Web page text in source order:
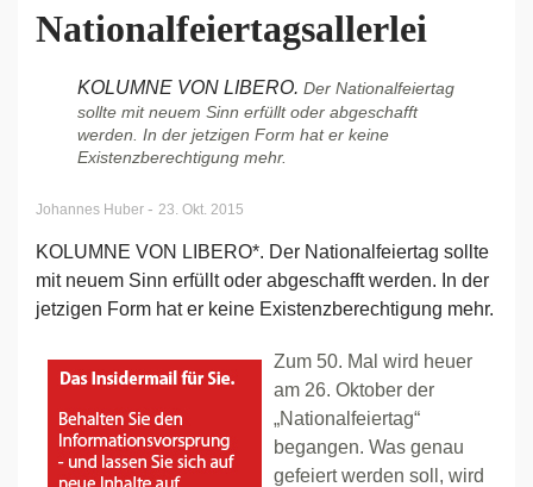
Nationalfeiertagsallerlei
KOLUMNE VON LIBERO. Der Nationalfeiertag
sollte mit neuem Sinn erfüllt oder abgeschafft
werden. In der jetzigen Form hat er keine
Existenzberechtigung mehr.
Johannes Huber - 23. Okt. 2015
KOLUMNE VON LIBERO*. Der Nationalfeiertag sollte
mit neuem Sinn erfüllt oder abgeschafft werden. In der
jetzigen Form hat er keine Existenzberechtigung mehr.
Zum 50. Mal wird heuer
am 26. Oktober der
„Nationalfeiertag“
begangen. Was genau
gefeiert werden soll, wird